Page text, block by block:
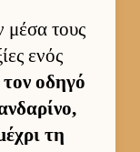
μέσα τους
ενός
οδηγό
τη